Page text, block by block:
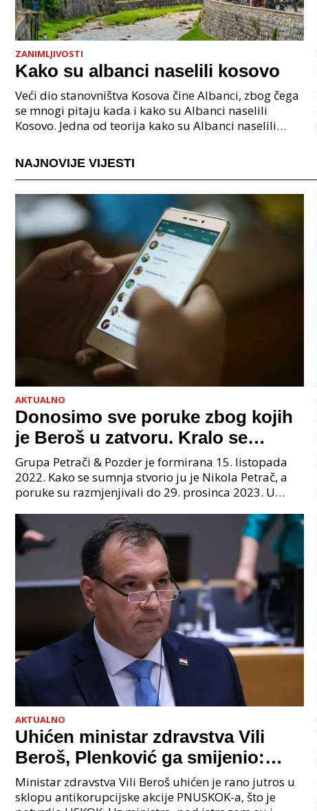
ZANIMLJIVOSTI
Kako su albanci naselili kosovo
Veći dio stanovništva Kosova čine Albanci, zbog čega
se mnogi pitaju kada i kako su Albanci naselili
Kosovo. Jedna od teorija kako su Albanci naselili
NAJNOVIJE VIJESTI
AKTUALNO
Donosimo sve poruke zbog kojih
je Beroš u zatvoru. Kralo se
godinama. Tko će iz vlade biti
sljedeći uhićen?
Grupa Petrači & Pozder je formirana 15. listopada
2022. Kako se sumnja stvorio ju je Nikola Petrač, a
poruke su razmjenjivali do 29. prosinca 2023. U
AKTUALNO
Uhićen ministar zdravstva Vili
Beroš, Plenković ga smijenio:
Istraga USKOK-a zbog korupcije
Ministar zdravstva Vili Beroš uhićen je rano jutros u
sklopu antikorupcijske akcije PNUSKOK-a, što je